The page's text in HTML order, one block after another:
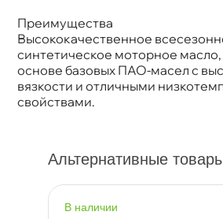
Преимущества
ысококачественное
синтетическое моторное
основе базовых ПАО-масел с
язкости и отличными
свойствами.
Альтернативные
наличии